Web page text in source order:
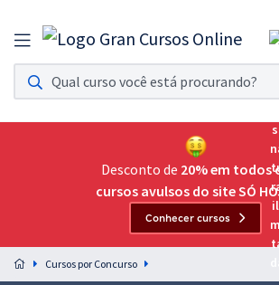
Assinatura Ilimitada 11
Acesso a todos os cursos. Teste grátis por 7 dias!
Assinatura OAB Até Passar
Acesso ilimitado a toda preparação para o Exame da
Preparação completa e intensiva para as principais
residências em saúde do Brasil
Desconto de 20% em todos
cursos avulsos do site SÓ
Conhecer cursos
Cursos por Concurso